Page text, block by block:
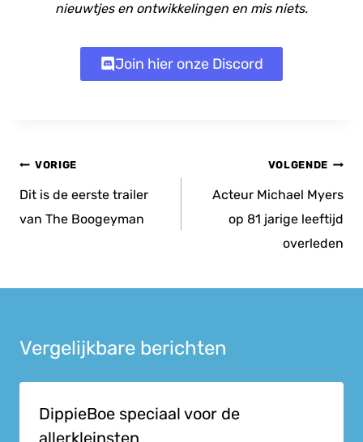
nieuwtjes en ontwikkelingen en mis niets.
Join hier onze Discord
Bericht
navigatie
VORIGE
Dit is de eerste trailer
van The Boogeyman
VOLGENDE
Acteur Michael Myers
op 81 jarige leeftijd
overleden
Vergelijkbare berichten
DippieBoe speciaal voor de